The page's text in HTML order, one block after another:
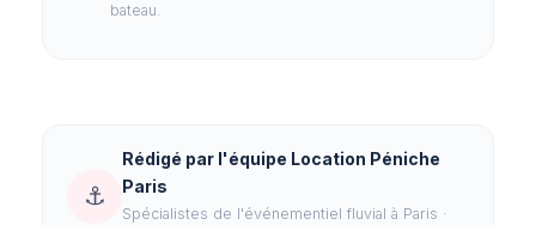
bateau.
⚓
Rédigé par l'équipe Location Péniche
Paris
Spécialistes de l'événementiel fluvial à Paris ·